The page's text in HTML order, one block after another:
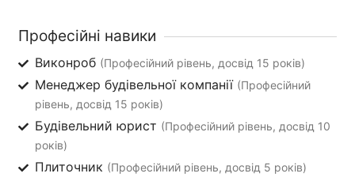
Професійні навики
Виконроб (Професійний рівень, досвід 15 років)
Менеджер будівельної компанії (Професійний
рівень, досвід 15 років)
Будівельний юрист (Професійний рівень, досвід 10
років)
Плиточник (Професійний рівень, досвід 5 років)